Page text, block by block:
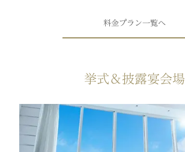
料金プラン一覧へ
挙式＆披露宴会場